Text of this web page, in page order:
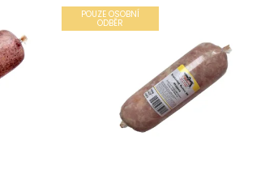
POUZE OSOBNÍ
ODBĚR